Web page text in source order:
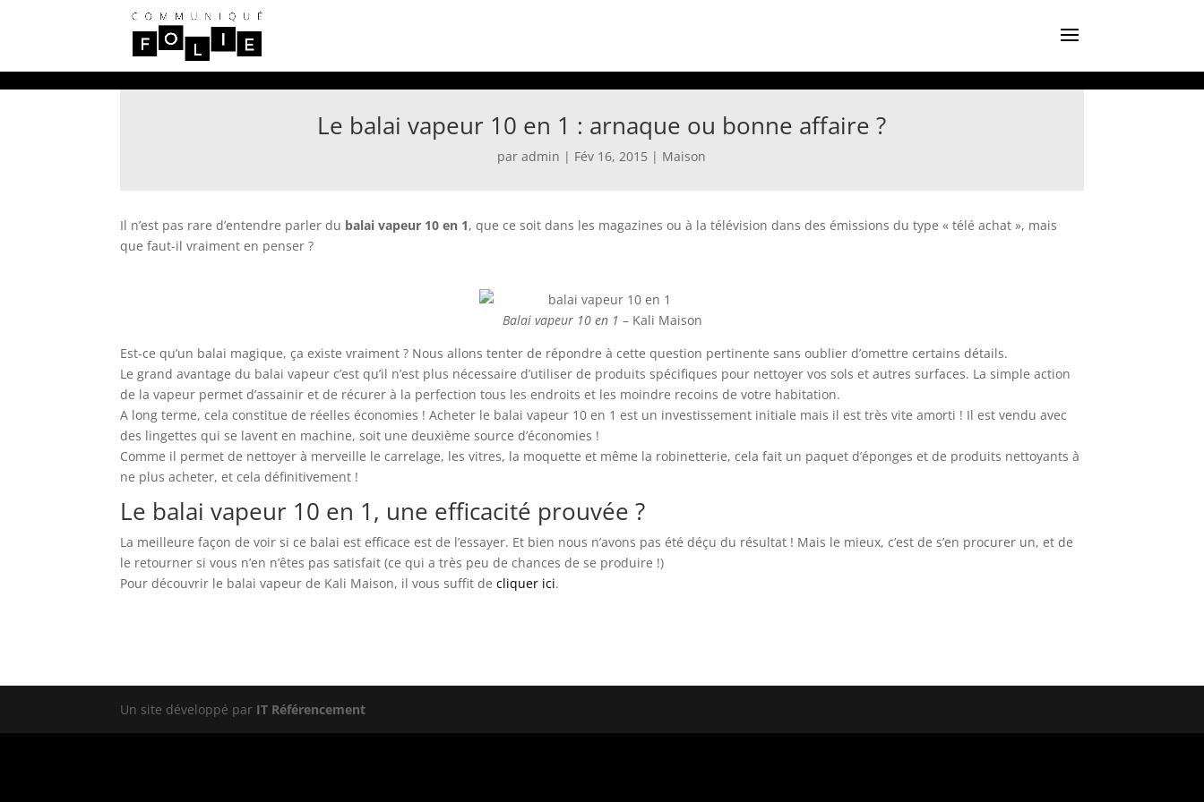
Le balai vapeur 10 en 1 : arnaque ou bonne affaire ?
paradmin | Fév 16, 2015 | Maison
Il n’est pas rare d’entendre parler du balai vapeur 10 en 1, que ce soit dans les magazines ou à la télévision dans des émissions du type « télé achat », mais
que faut-il vraiment en penser ?
Balai vapeur 10 en 1 – Kali Maison
Est-ce qu’un balai magique, ça existe vraiment ? Nous allons tenter de répondre à cette question pertinente sans oublier d’omettre certains détails.
Le grand avantage du balai vapeur c’est qu’il n’est plus nécessaire d’utiliser de produits spécifiques pour nettoyer vos sols et autres surfaces. La simple action
de la vapeur permet d’assainir et de récurer à la perfection tous les endroits et les moindre recoins de votre habitation.
A long terme, cela constitue de réelles économies ! Acheter le balai vapeur 10 en 1 est un investissement initiale mais il est très vite amorti ! Il est vendu avec
des lingettes qui se lavent en machine, soit une deuxième source d’économies !
Comme il permet de nettoyer à merveille le carrelage, les vitres, la moquette et même la robinetterie, cela fait un paquet d’éponges et de produits nettoyants à
ne plus acheter, et cela définitivement !
Le balai vapeur 10 en 1, une efficacité prouvée ?
La meilleure façon de voir si ce balai est efficace est de l’essayer. Et bien nous n’avons pas été déçu du résultat ! Mais le mieux, c’est de s’en procurer un, et de
le retourner si vous n’en n’êtes pas satisfait (ce qui a très peu de chances de se produire !)
Pour découvrir le balai vapeur de Kali Maison, il vous suffit decliquer ici.
Un site développé par IT Référencement